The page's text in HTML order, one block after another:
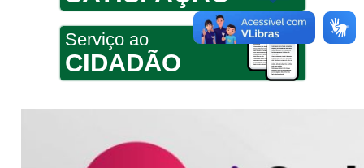
Serviço ao
CIDADÃO